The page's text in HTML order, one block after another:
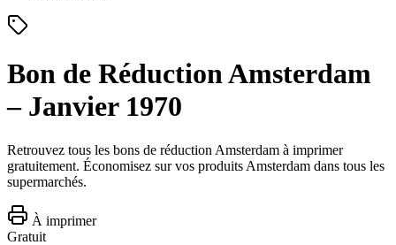
Bon de RéductionAmsterdam
– Janvier 1970
Retrouvez tous les bons de réduction Amsterdam à imprimer
gratuitement. Économisez sur vos produits Amsterdam dans tous les
supermarchés.
À imprimer
Gratuit